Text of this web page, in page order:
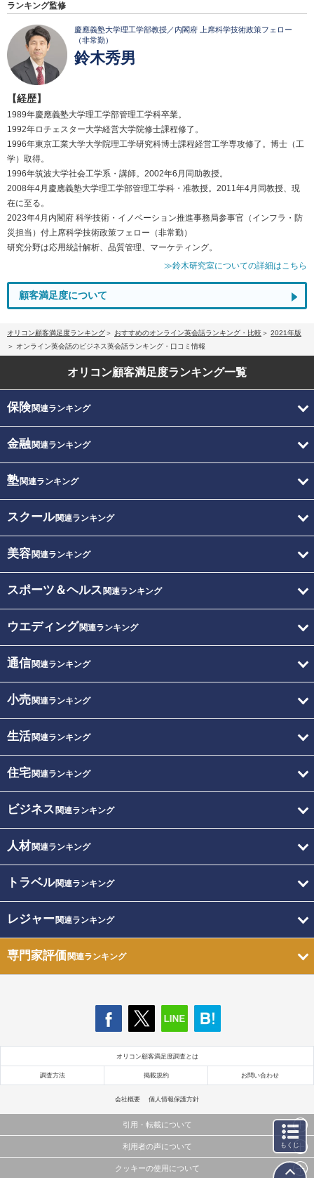
ランキング監修
慶應義塾大学理工学部教授／内閣府 上席科学技術政策フェロー
（非常勤）
鈴木秀男
【経歴】
1989年慶應義塾大学理工学部管理工学科卒業。
1992年ロチェスター大学経営大学院修士課程修了。
1996年東京工業大学大学院理工学研究科博士課程経営工学専攻修了。博士（工
学）取得。
1996年筑波大学社会工学系・講師。2002年6月同助教授。
2008年4月慶應義塾大学理工学部管理工学科・准教授。2011年4月同教授、現
在に至る。
2023年4月内閣府 科学技術・イノベーション推進事務局参事官（インフラ・防
災担当）付上席科学技術政策フェロー（非常勤）
研究分野は応用統計解析、品質管理、マーケティング。
≫鈴木研究室についての詳細はこちら
顧客満足度について
オリコン顧客満足度ランキング おすすめのオンライン英会話ランキング・比較
2021年版
オンライン英会話のビジネス英会話ランキング・口コミ情報
オリコン顧客満足度ランキング一覧
保険関連ランキング
金融関連ランキング
塾関連ランキング
スクール関連ランキング
美容関連ランキング
スポーツ＆ヘルス 関連ランキング
ウエディング関連ランキング
通信関連ランキング
小売関連ランキング
生活関連ランキング
住宅関連ランキング
ビジネス 関連ランキング
人材関連ランキング
トラベル関連ランキング
レジャー関連ランキング
専門家評価関連ランキング
オリコン顧客満足度調査とは
調査方法 掲載規約 お問い合わせ
会社概要 個人情報保護方針
引用・転載について
当サイトで公開されている情報（文字、写真、イラスト、画像データ等）及びこれらの配置・
これらの情報を権利者の許可なく無断転載・複製などの二次利用を行うことは固く禁じており
利用者の声について
当サイトに掲載している内容はすべてサービスの利用者が提出された見解・感想です。
クッキーの使用について
もくじ